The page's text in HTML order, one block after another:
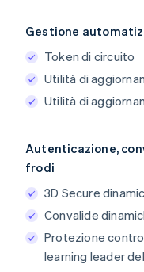
Gestione
Token di circuito
Utilità di
Utilità di
Autenticazione,
frodi
3D Secure
Convalide
Protezione
learning leader